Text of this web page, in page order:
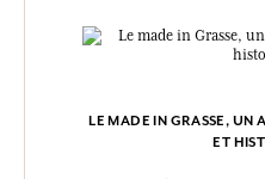
LE MADE IN GRASSE, UN
ET